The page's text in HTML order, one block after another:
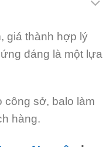
giá thành hợp lý
đáng là một lựa
công sở, balo làm
hàng.